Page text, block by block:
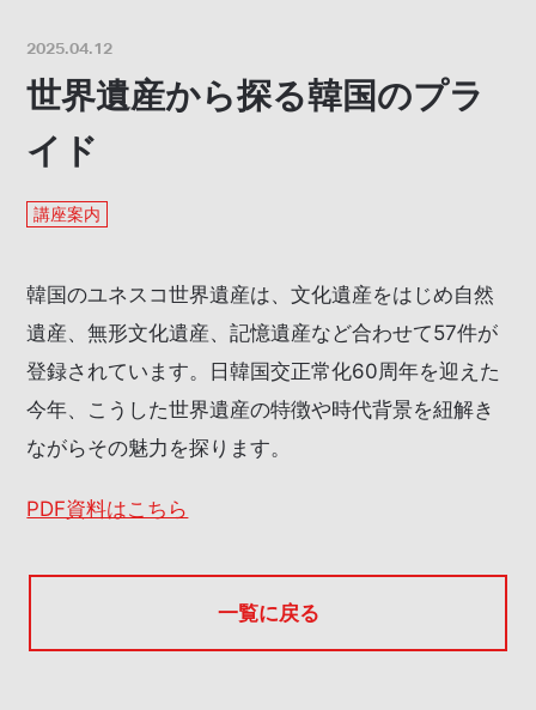
2025.04.12
世界遺産から探る韓国のプラ
イド
講座案内
韓国のユネスコ世界遺産は、文化遺産をはじめ自然
遺産、無形文化遺産、記憶遺産など合わせて57件が
登録されています。日韓国交正常化60周年を迎えた
今年、こうした世界遺産の特徴や時代背景を紐解き
ながらその魅力を探ります。
PDF資料はこちら
一覧に戻る